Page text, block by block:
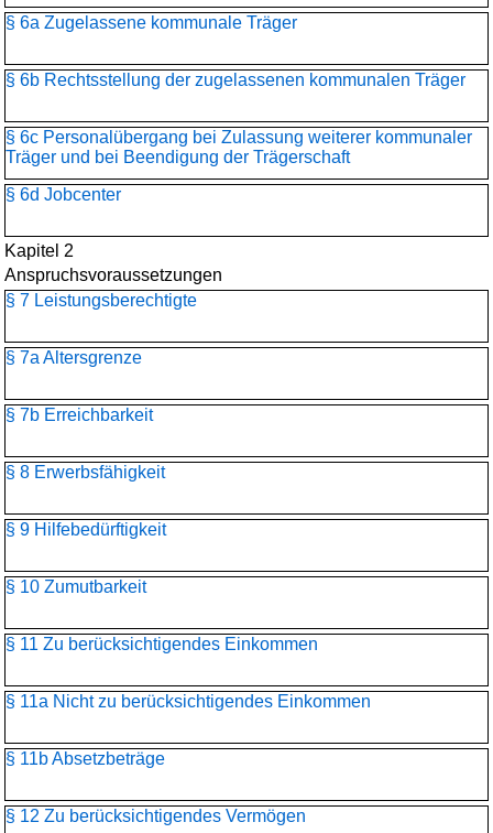
§ 6a Zugelassene kommunale Träger
§ 6b Rechtsstellung der zugelassenen kommunalen Träger
§ 6c Personalübergang bei Zulassung weiterer kommunaler
Träger und bei Beendigung der Trägerschaft
§ 6d Jobcenter
Kapitel 2
Anspruchsvoraussetzungen
§ 7 Leistungsberechtigte
§ 7a Altersgrenze
§ 7b Erreichbarkeit
§ 8 Erwerbsfähigkeit
§ 9 Hilfebedürftigkeit
§ 10 Zumutbarkeit
§ 11 Zu berücksichtigendes Einkommen
§ 11a Nicht zu berücksichtigendes Einkommen
§ 11b Absetzbeträge
§ 12 Zu berücksichtigendes Vermögen